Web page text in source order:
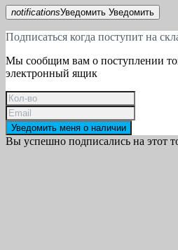
notificationsУведомить Уведомить
Подписаться когда поступит на
Мы сообщим вам о поступлении
электронный ящик
Уведомить меня о наличии
Вы успешно подписались на этот